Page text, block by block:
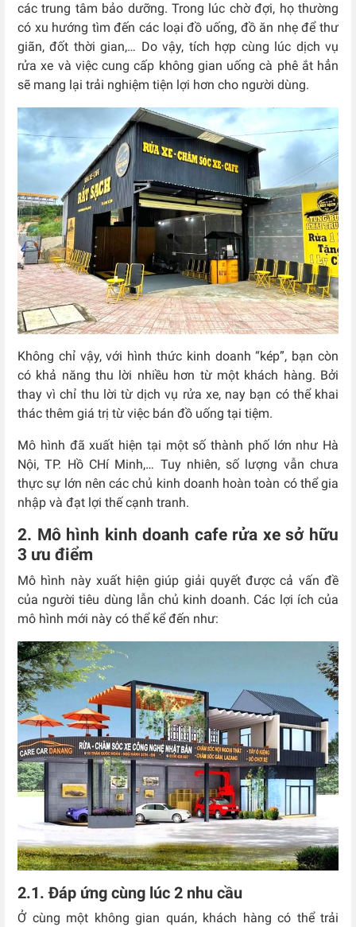
các trung tâm bảo dưỡng. Trong lúc chờ đợi, họ thường
có xu hướng tìm đến các loại đồ uống, đồ ăn nhẹ để thư
giãn, đốt thời gian,… Do vậy, tích hợp cùng lúc dịch vụ
rửa xe và việc cung cấp không gian uống cà phê ắt hẳn
sẽ mang lại trải nghiệm tiện lợi hơn cho người dùng.
Không chỉ vậy, với hình thức kinh doanh “kép”, bạn còn
có khả năng thu lời nhiều hơn từ một khách hàng. Bởi
thay vì chỉ thu lời từ dịch vụ rửa xe, nay bạn có thể khai
thác thêm giá trị từ việc bán đồ uống tại tiệm.
Mô hình đã xuất hiện tại một số thành phố lớn như Hà
Nội, TP. Hồ CHí Minh,… Tuy nhiên, số lượng vẫn chưa
thực sự lớn nên các chủ kinh doanh hoàn toàn có thể gia
nhập và đạt lợi thế cạnh tranh.
2. Mô hình kinh doanh cafe rửa xe sở hữu
3 ưu điểm
Mô hình này xuất hiện giúp giải quyết được cả vấn đề
của người tiêu dùng lẫn chủ kinh doanh. Các lợi ích của
mô hình mới này có thể kể đến như:
2.1. Đáp ứng cùng lúc 2 nhu cầu
Ở cùng một không gian quán, khách hàng có thể trải